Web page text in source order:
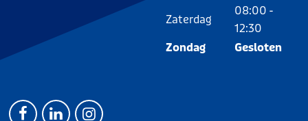
Zaterdag
08:00 -
12:30
Zondag
Gesloten